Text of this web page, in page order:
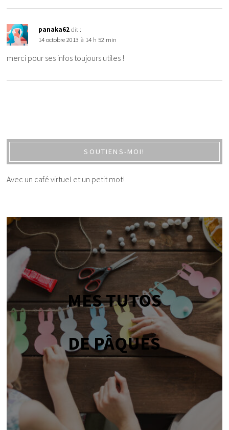
panaka62 dit :
14 octobre 2013 à 14 h 52 min
merci pour ses infos toujours utiles !
SOUTIENS-MOI!
Avec un café virtuel et un petit mot!
MES TUTOS
DE PÂQUES